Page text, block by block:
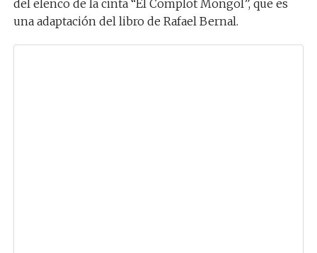
del elenco de la cinta “El Complot Mongol”, que es
una adaptación del libro de Rafael Bernal.